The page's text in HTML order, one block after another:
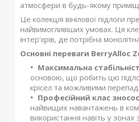
атмосфери в будь-якому
Це колекція вінілової підлоги
найвимогливіших умовах. Ця
інтер'єрів, де потрібна
Основні переваги BerryAlloc
Максимальна
основою, що робить цю
крісел та можливими
Професійний клас
найвищих навантажень в
використання навіть у